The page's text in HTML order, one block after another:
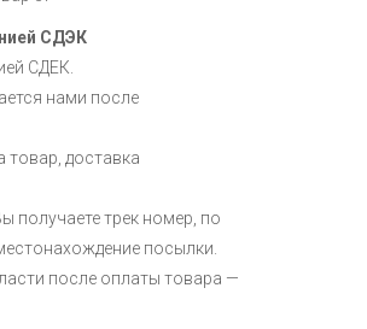
СДЭК
СДЕК.
нами после
товар, доставка
получаете трек номер, по
посылки.
после оплаты товара —